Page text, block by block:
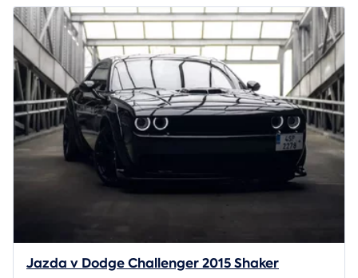
Jazda v Dodge Challenger 2015 Shaker